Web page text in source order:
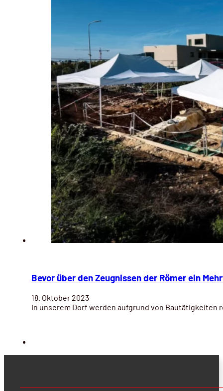
Bevor über den Zeugnissen der Römer ein
18. Oktober 2023
In unserem Dorf werden aufgrund von